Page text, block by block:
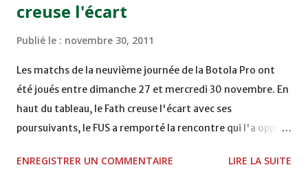
DE FES - FES WAC - MAS Reporté pour cause de finale de la
creuse l'écart
Publié le : novembre 30, 2011
Les matchs de la neuvième journée de la Botola Pro ont
été joués entre dimanche 27 et mercredi 30 novembre. En
haut du tableau, le Fath creuse l'écart avec ses
poursuivants, le FUS a remporté la rencontre qui l'a opposé
2, Badr Kachani a ouvert la marque à la 38e pour les
ENREGISTRER UN COMMENTAIRE LIRE LA SUITE